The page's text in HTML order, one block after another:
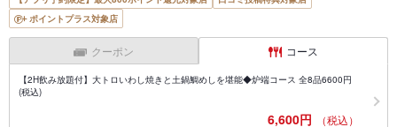
ポイントプラス対象店
クーポン コース
【2H飲み放題付】大トロいわし焼きと土鍋鯛めしを堪能◆炉端コース 全8品6600円
(税込)
6,600円 （税込）